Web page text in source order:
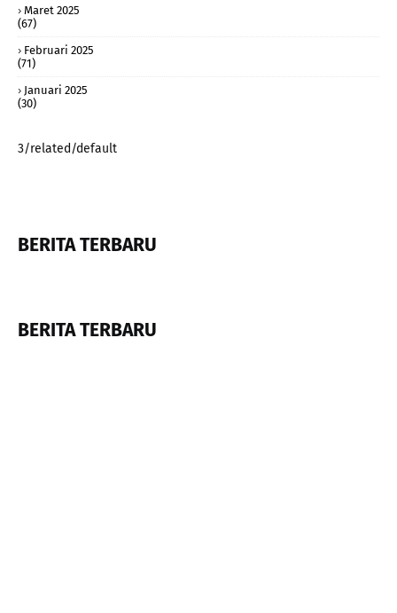
Maret 2025
(67)
Februari 2025
(71)
Januari 2025
(30)
3/related/default
BERITA TERBARU
BERITA TERBARU